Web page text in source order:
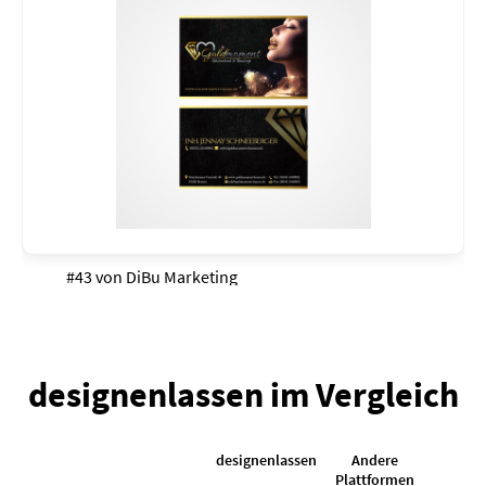
#43 von DiBu Marketing
designenlassen im Vergleich
designenlassen
Andere
Plattformen